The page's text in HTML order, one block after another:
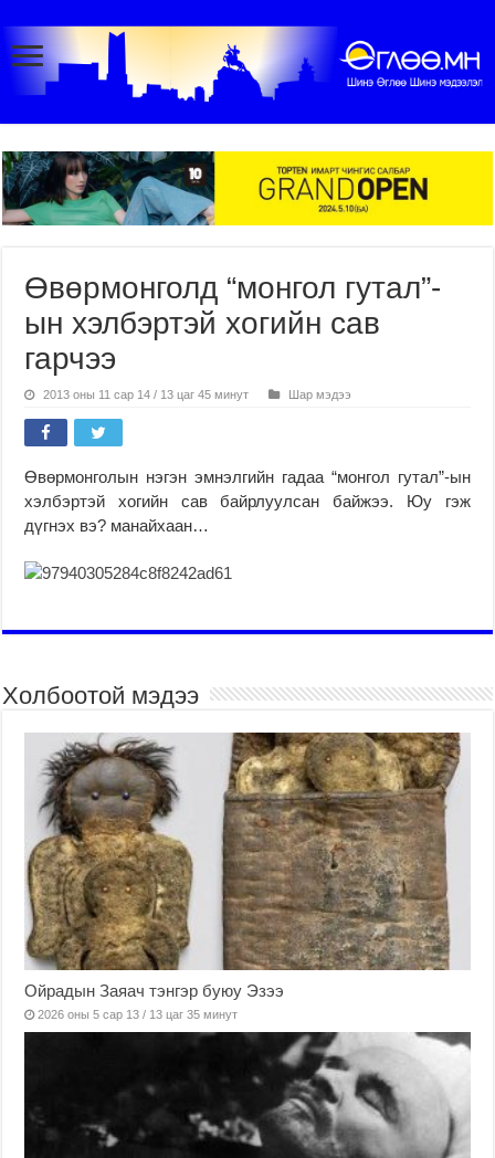
Өвөрмонголд “монгол гутал”-
ын хэлбэртэй хогийн сав
гарчээ
2013 оны 11 сар 14 / 13 цаг 45 минут Шар мэдээ
Өвөрмонголын нэгэн эмнэлгийн гадаа “монгол гутал”-ын
хэлбэртэй хогийн сав байрлуулсан байжээ. Юу гэж
дүгнэх вэ? манайхаан…
Холбоотой мэдээ
Ойрадын Заяач тэнгэр буюу Эзээ
2026 оны 5 сар 13 / 13 цаг 35 минут